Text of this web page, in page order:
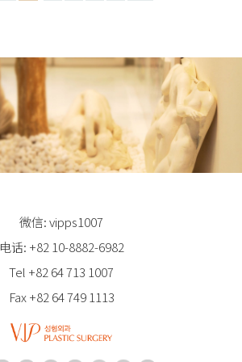
微信: vipps1007
电话: +82 10-8882-6982
Tel +82 64 713 1007
Fax +82 64 749 1113